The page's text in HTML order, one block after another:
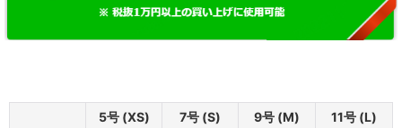
5号 (XS)
7号 (S)
9号 (M)
11号 (L)